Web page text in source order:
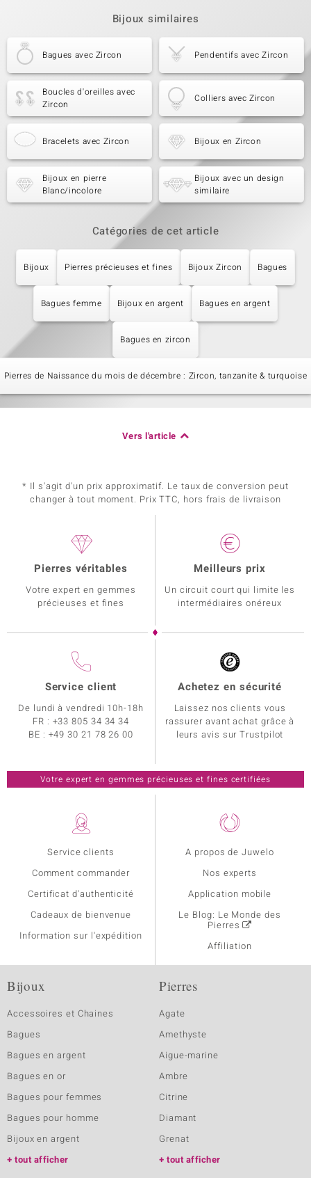
Bijoux similaires
Bagues avec Zircon Pendentifs avec Zircon
Boucles d'oreilles avec
Zircon
Colliers avec Zircon
Bracelets avec Zircon Bijoux en Zircon
Bijoux en pierre
Blanc/incolore
Bijoux avec un design
similaire
Catégories de cet article
Bijoux Pierres précieuses et fines Bijoux Zircon Bagues
Bagues femme Bijoux en argent Bagues en argent
Bagues en zircon
Pierres de Naissance du mois de décembre : Zircon, tanzanite & turquoise
Vers l'article
* Il s'agit d'un prix approximatif. Le taux de conversion peut
changer à tout moment. Prix TTC, hors frais de livraison
Service clients
Comment commander
Certificat d'authenticité
Cadeaux de bienvenue
Information sur l'expédition
A propos de Juwelo
Nos experts
Application mobile
Le Blog: Le Monde des
Pierres
Affiliation
Pierres véritables
Votre expert en gemmes
précieuses et fines
Meilleurs prix
Un circuit court qui limite les
intermédiaires onéreux
Service client
De lundi à vendredi 10h-18h
FR : +33 805 34 34 34
BE : +49 30 21 78 26 00
Achetez en sécurité
Laissez nos clients vous
rassurer avant achat grâce à
leurs avis sur Trustpilot
Votre expert en gemmes précieuses et fines certifiées
Bijoux
Accessoires et Chaines
Bagues
Bagues en argent
Bagues en or
Bagues pour femmes
Bagues pour homme
Bijoux en argent
tout afficher
Pierres
Agate
Amethyste
Aigue-marine
Ambre
Citrine
Diamant
Grenat
tout afficher